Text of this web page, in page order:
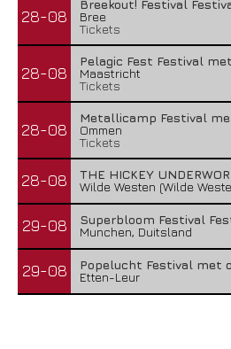
28-08
Breekout! Festival
Bree
Tickets
28-08
Pelagic Fest Festival
Maastricht
Tickets
28-08
Metallicamp Festival
Ommen
Tickets
28-08
THE HICKEY
Wilde Westen (Wilde
29-08
Superbloom Festival
Munchen, Duitsland
29-08
Popelucht Festival met
Etten-Leur